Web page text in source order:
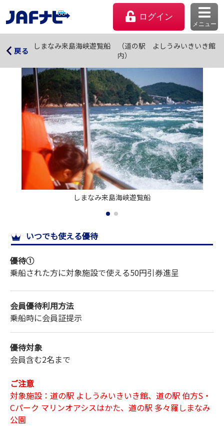
ログイン
メニュー
会員優待のご利用方法
サイトマップ
戻る
しまなみ来島海峡遊覧船 （道の駅 よしうみいきいき館
内）
しまなみ来島海峡遊覧船 （道の駅 よしうみいきいき
館内）
しまなみ来島海峡遊覧船
いつでも使える優待
優待①
乗船された方に対象施設で使える50円引券進呈
会員優待利用方法
乗船時に会員証提示
優待対象
会員含む2名まで
ご注意
対象施設：道の駅 よしうみいきいき館、道の駅 伯方S・
Cパーク マリンオアシスはかた、道の駅 多々羅しまなみ
公園